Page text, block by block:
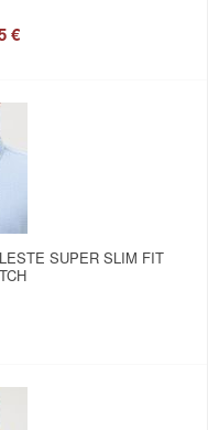
€
SUPER SLIM FIT